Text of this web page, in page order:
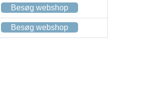
Besøg webshop
Besøg webshop